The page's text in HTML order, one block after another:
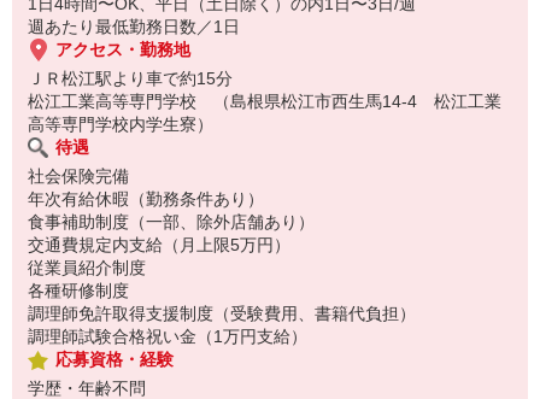
週あたり最低勤務日数／1日
アクセス・勤務地
ＪＲ松江駅より車で約15分
松江工業高等専門学校 （島根県松江市西生馬14-4 松江工業
高等専門学校内学生寮）
待遇
社会保険完備
年次有給休暇（勤務条件あり）
食事補助制度（一部、除外店舗あり）
交通費規定内支給（月上限5万円）
従業員紹介制度
各種研修制度
調理師免許取得支援制度（受験費用、書籍代負担）
調理師試験合格祝い金（1万円支給）
応募資格・経験
学歴・年齢不問